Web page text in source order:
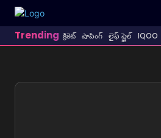
Trending క్రికెట్ షాపింగ్ లైఫ్ స్టైల్ IQOO